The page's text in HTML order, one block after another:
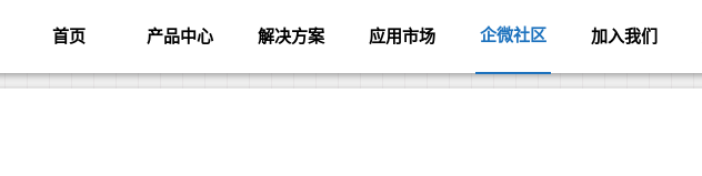
首页 产品中心 解决方案 应用市场 企微社区 加入我们